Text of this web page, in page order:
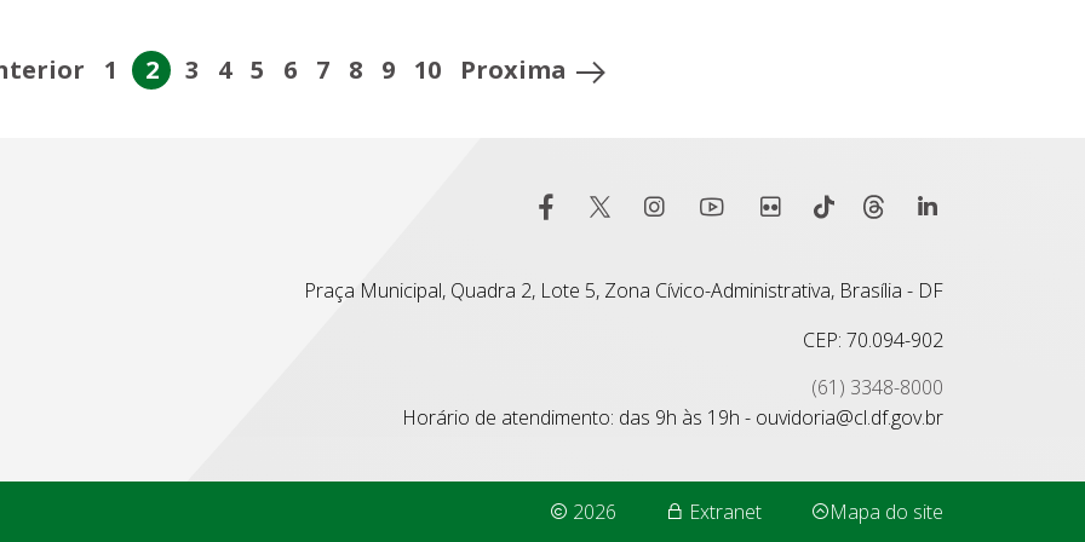
1 2 3 4 5 6 7 8 9 10 Proxima
Praça Municipal, Quadra 2, Lote 5, Zona Cívico-Administrativa, Brasília - DF
CEP: 70.094-902
(61) 3348-8000
Horário de atendimento: das 9h às 19h - ouvidoria@cl.df.gov.br
2026 Extranet Mapa do site